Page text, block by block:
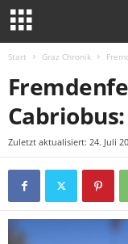
Start Graz Chronik
Zuletzt aktualisiert: 24. Juli